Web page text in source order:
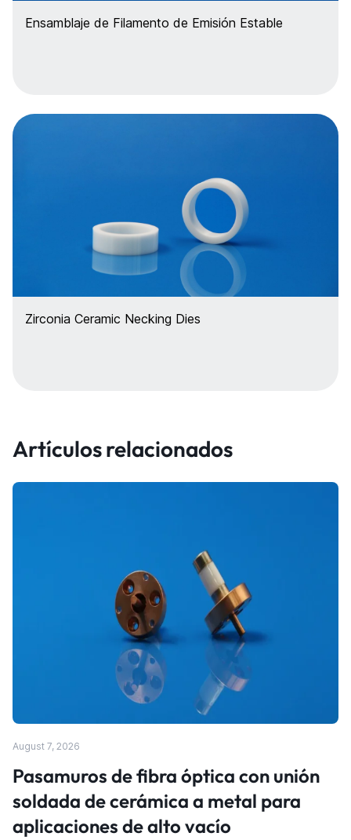
Ensamblaje de Filamento de Emisión Estable
Zirconia Ceramic Necking Dies
Artículos relacionados
August 7, 2026
Pasamuros de fibra óptica con unión
soldada de cerámica a metal para
aplicaciones de alto vacío